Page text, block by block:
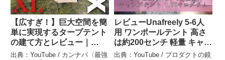
【広すぎ！】巨大空間を簡
単に実現するタープテント
の建て方とレビュー｜
ninjaフライ系統最大のサ
出典：YouTube / カンナバ〈最強
レビューUnafreely 5-6人
用 ワンポールテント 高さ
は約200センチ 軽量 キャン
プテント 1.75キログラム
出典：YouTube / プロダクトの鏡